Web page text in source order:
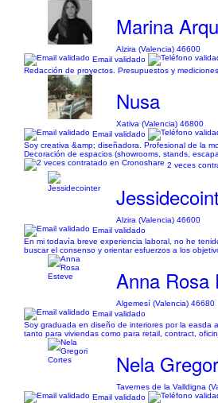
Marina
Alzira (Valencia) 46600
Email validado
Redacción de proyectos. Presupuestos y
Nusa
Xativa (Valencia) 46800
Email validado
Soy creativa &amp; diseñadora. Profesional de la
Decoración de espacios (showrooms, stands,
2 veces
Alzira (Valencia) 46600
Email validado
En mi todavía breve experiencia laboral, no he
buscar el consenso y orientar esfuerzos a los
Anna Rosa
Algemesí (Valencia) 46680
Email validado
Soy graduada en diseño de interiores por la easda
tanto para viviendas como para retail, contract,
Nela
Tavernes de la Valldigna
Email validado